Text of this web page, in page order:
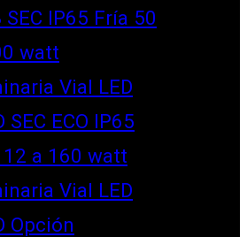
SEC IP65 Fría 50
watt
Vial LED
SEC ECO IP65
12 a 160 watt
Vial LED
Opción